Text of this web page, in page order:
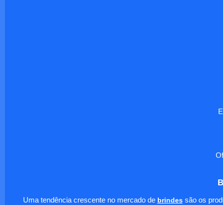
Uma tendência crescente no mercado de brindessão os